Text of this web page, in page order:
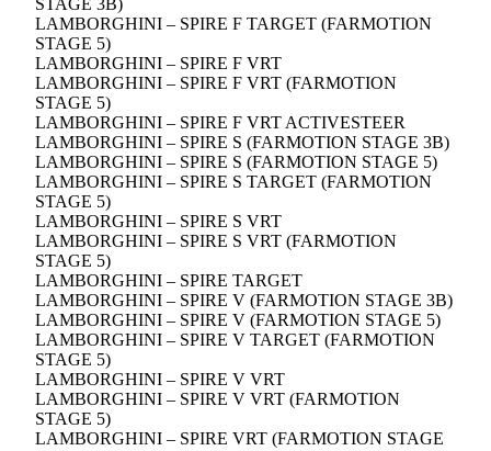
STAGE 3B)
LAMBORGHINI – SPIRE F TARGET (FARMOTION
STAGE 5)
LAMBORGHINI – SPIRE F VRT
LAMBORGHINI – SPIRE F VRT (FARMOTION
STAGE 5)
LAMBORGHINI – SPIRE F VRT ACTIVESTEER
LAMBORGHINI – SPIRE S (FARMOTION STAGE 3B)
LAMBORGHINI – SPIRE S (FARMOTION STAGE 5)
LAMBORGHINI – SPIRE S TARGET (FARMOTION
STAGE 5)
LAMBORGHINI – SPIRE S VRT
LAMBORGHINI – SPIRE S VRT (FARMOTION
STAGE 5)
LAMBORGHINI – SPIRE TARGET
LAMBORGHINI – SPIRE V (FARMOTION STAGE 3B)
LAMBORGHINI – SPIRE V (FARMOTION STAGE 5)
LAMBORGHINI – SPIRE V TARGET (FARMOTION
STAGE 5)
LAMBORGHINI – SPIRE V VRT
LAMBORGHINI – SPIRE V VRT (FARMOTION
STAGE 5)
LAMBORGHINI – SPIRE VRT (FARMOTION STAGE